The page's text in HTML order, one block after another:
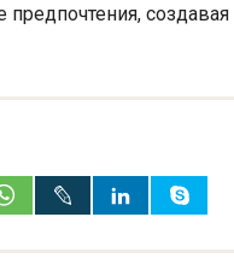
предпочтения,